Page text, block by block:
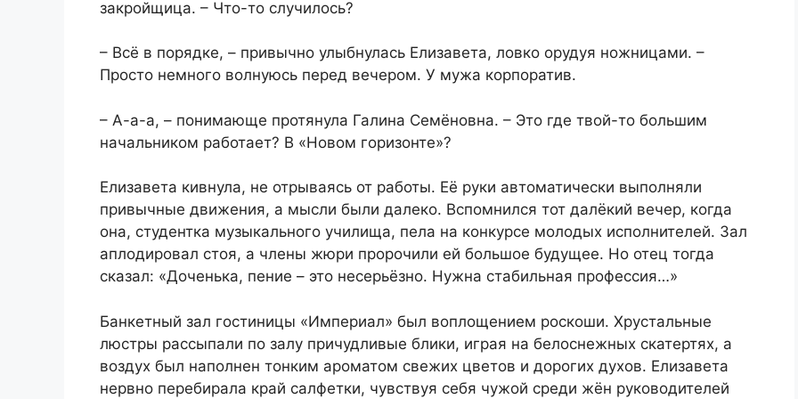
закройщица. – Что-то случилось?
– Всё в порядке, – привычно улыбнулась Елизавета, ловко орудуя ножницами. –
Просто немного волнуюсь перед вечером. У мужа корпоратив.
– А-а-а, – понимающе протянула Галина Семёновна. – Это где твой-то большим
начальником работает? В «Новом горизонте»?
Елизавета кивнула, не отрываясь от работы. Её руки автоматически выполняли
привычные движения, а мысли были далеко. Вспомнился тот далёкий вечер, когда
она, студентка музыкального училища, пела на конкурсе молодых исполнителей. Зал
аплодировал стоя, а члены жюри пророчили ей большое будущее. Но отец тогда
сказал: «Доченька, пение – это несерьёзно. Нужна стабильная профессия…»
Банкетный зал гостиницы «Империал» был воплощением роскоши. Хрустальные
люстры рассыпали по залу причудливые блики, играя на белоснежных скатертях, а
воздух был наполнен тонким ароматом свежих цветов и дорогих духов. Елизавета
нервно перебирала край салфетки, чувствуя себя чужой среди жён руководителей